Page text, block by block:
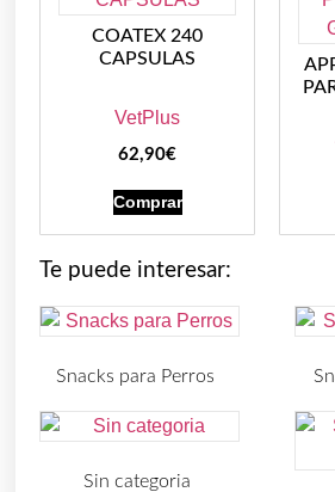
COATEX 240
CAPSULAS
VetPlus
62,90€
Comprar
Te puede interesar:
Snacks para Perros
Sin categoria